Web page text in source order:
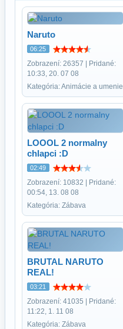
Naruto
06:25
Zobrazení: 26357 | Pridané:
10:33, 20. 07 08
Kategória: Animácie a umenie
LOOOL 2 normalny
chlapci :D
02:49
Zobrazení: 10832 | Pridané:
00:54, 13. 08 08
Kategória: Zábava
BRUTAL NARUTO
REAL!
03:21
Zobrazení: 41035 | Pridané:
11:22, 1. 11 08
Kategória: Zábava